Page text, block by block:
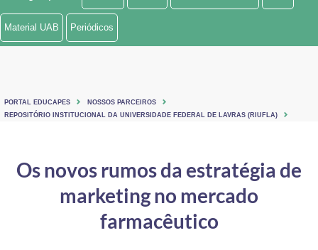
Ministério de Minas e Energia
Ministério do Turismo
Controladoria-Geral da União
Ministério da Mulher, da Família e dos Direitos Humanos
Material UAB Periódicos
PORTAL EDUCAPES
NOSSOS PARCEIROS
REPOSITÓRIO INSTITUCIONAL DA UNIVERSIDADE FEDERAL DE LAVRAS (RIUFLA)
Os novos rumos da estratégia de
marketing no mercado
farmacêutico